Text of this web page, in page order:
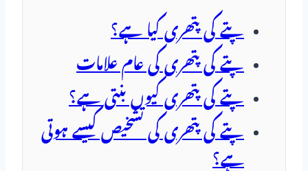
پتے کی پتھری کیا ہے؟
پتے کی پتھری کی عام علامات
پتے کی پتھری کیوں بنتی ہے؟
پتے کی پتھری کی تشخیص کیسے ہوتی
ہے؟